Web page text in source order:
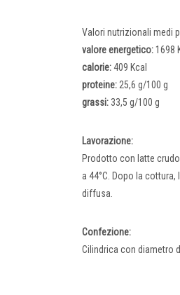
Valori nutrizionali medi
valore energetico: 1698
calorie:409 Kcal
proteine: 25,6 g/100 g
grassi: 33,5 g/100 g
Lavorazione:
Prodotto con latte
a 44°C. Dopo la
diffusa.
Confezione:
Cilindrica con diametro